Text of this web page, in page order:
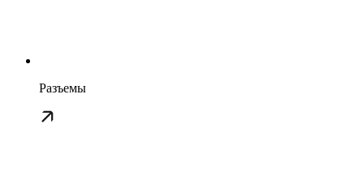
Разъемы